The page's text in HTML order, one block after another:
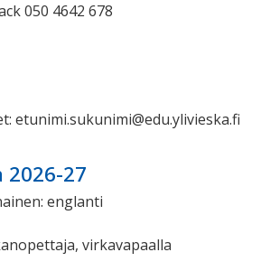
050 4642 678
etunimi.sukunimi@edu.ylivieska.fi
27
englanti
virkavapaalla